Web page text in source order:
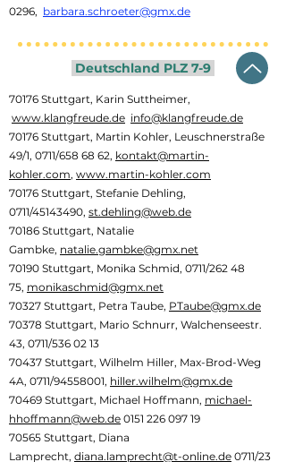
0296, barbara.schroeter@gmx.de
Deutschland PLZ 7-9
70176 Stuttgart, Karin Suttheimer,
www.klangfreude.de info@klangfreude.de
70176 Stuttgart, Martin Kohler, Leuschnerstraße
49/1, 0711/658 68 62, kontakt@martin-
kohler.com, www.martin-kohler.com
70176 Stuttgart, Stefanie Dehling,
0711/45143490, st.dehling@web.de
70186 Stuttgart, Natalie
Gambke, natalie.gambke@gmx.net
70190 Stuttgart, Monika Schmid, 0711/262 48
75, monikaschmid@gmx.net
70327 Stuttgart, Petra Taube, PTaube@gmx.de
70378 Stuttgart, Mario Schnurr, Walchenseestr.
43, 0711/536 02 13
70437 Stuttgart, Wilhelm Hiller, Max-Brod-Weg
4A, 0711/94558001, hiller.wilhelm@gmx.de
70469 Stuttgart, Michael Hoffmann, michael-
hhoffmann@web.de 0151 226 097 19
70565 Stuttgart, Diana
Lamprecht, diana.lamprecht@t-online.de 0711/23